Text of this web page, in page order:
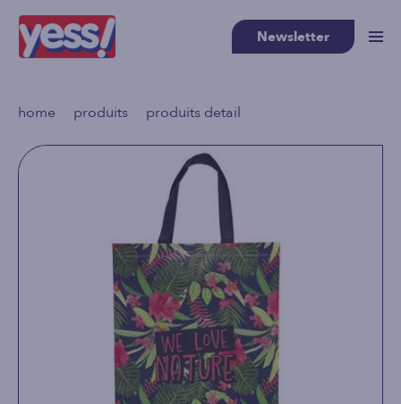
Newsletter
home produits produits detail